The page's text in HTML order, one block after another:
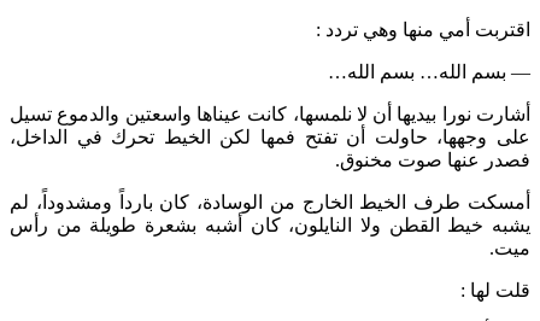
اقتربت أمي منها وهي تردد :
— بسم الله… بسم الله…
أشارت نورا بيديها أن لا نلمسها، كانت عيناها واسعتين والدموع تسيل
على وجهها، حاولت أن تفتح فمها لكن الخيط تحرك في الداخل،
فصدر عنها صوت مخنوق.
أمسكت طرف الخيط الخارج من الوسادة، كان بارداً ومشدوداً، لم
يشبه خيط القطن ولا النايلون، كان أشبه بشعرة طويلة من رأس
ميت.
قلت لها :